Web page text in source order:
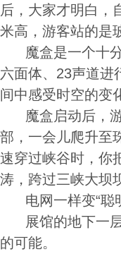
后，大家才明白，
米高，游客站的是
魔盒是一个十分
六面体、23声道进
间中感受时空的变
魔盒启动后，游
部，一会儿爬升至
速穿过峡谷时，你
涛，跨过三峡大坝
电网一样变“聪
展馆的地下一层
的可能。